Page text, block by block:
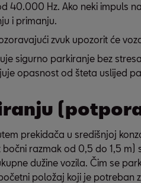
40.000 Hz. Ako neki impuls
i primanju.
zvuk upozorit će
sigurno parkiranje bez
opasnost od šteta uslijed
prekidača u središnjoj
razmak od 0,5 do 1,5
dužine vozila. Čim se
položaj koji je